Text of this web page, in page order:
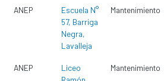
ANEP
Escuela N°
57, Barriga
Negra,
Lavalleja
Mantenimiento
ANEP
Liceo
Mantenimiento